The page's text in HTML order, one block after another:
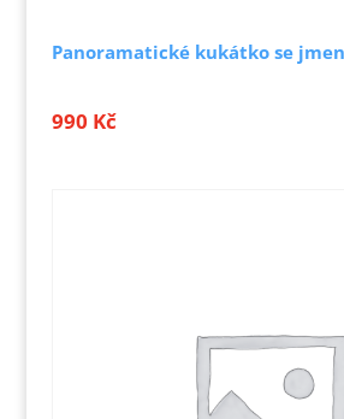
Panoramatické kukátko se
990 Kč